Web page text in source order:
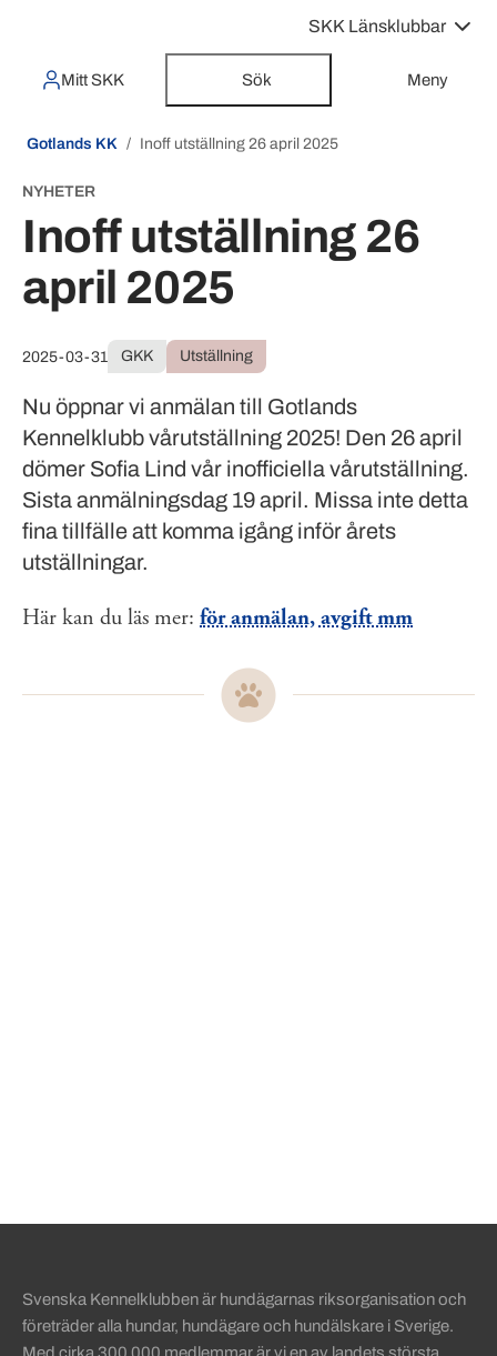
SKK Länsklubbar
Mitt SKK Sök Meny
Gotlands KK Inoff utställning 26 april 2025
Inoff utställning 26
april 2025
NYHETER
2025-03-31 GKK Utställning
Nu öppnar vi anmälan till Gotlands
Kennelklubb vårutställning 2025! Den 26 april
dömer Sofia Lind vår inofficiella vårutställning.
Sista anmälningsdag 19 april. Missa inte detta
fina tillfälle att komma igång inför årets
utställningar.
Här kan du läs mer: för anmälan, avgift mm
Svenska Kennelklubben är hundägarnas riksorganisation och
företräder alla hundar, hundägare och hundälskare i Sverige.